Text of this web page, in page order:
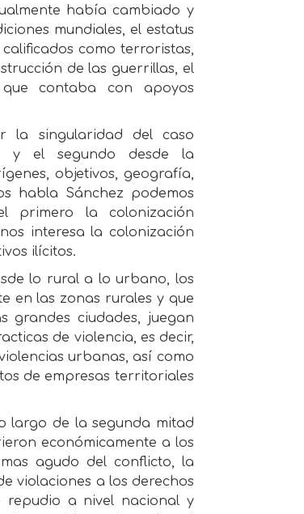
había cambiado y
mundiales, el estatus
como terroristas,
de las guerrillas, el
contaba con apoyos
la singularidad del caso
y el segundo desde la
objetivos, geografía,
habla Sánchez podemos
primero la colonización
interesa la colonización
ilícitos.
lo rural a lo urbano, los
en las zonas rurales y que
grandes ciudades, juegan
de violencia, es decir,
urbanas, así como
de empresas territoriales
largo de la segunda mitad
económicamente a los
agudo del conflicto, la
violaciones a los derechos
repudio a nivel nacional y